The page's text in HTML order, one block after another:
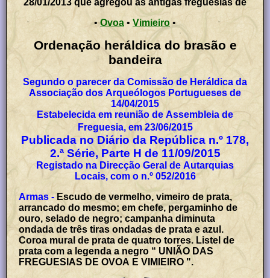
•Ovoa • Vimieiro •
Ordenação heráldica do brasão e
bandeira
Segundo o parecer da Comissão de Heráldica da
Associação dos Arqueólogos Portugueses de
14/04/2015
Estabelecida em reunião de Assembleia de
Freguesia, em 23/06/2015
Publicada no Diário da República n.º 178,
2.ª Série, Parte H de 11/09/2015
Registado na Direcção Geral de Autarquias
Locais, com o n.º 052/2016
Armas - Escudo de vermelho, vimeiro de prata,
arrancado do mesmo; em chefe, pergaminho de
ouro, selado de negro; campanha diminuta
ondada de três tiras ondadas de prata e azul.
Coroa mural de prata de quatro torres. Listel de
prata com a legenda a negro “ UNIÃO DAS
FREGUESIAS DE OVOA E VIMIEIRO ".